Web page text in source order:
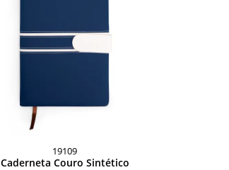
19109
Caderneta Couro Sintético